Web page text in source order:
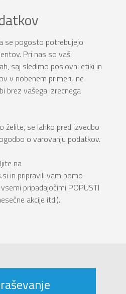
se pogosto potrebujejo
Pri nas so vaši
saj sledimo poslovni etiki in
v nobenem primeru ne
brez vašega izrecnega
želite, se lahko pred izvedbo
o varovanju podatkov.
na
in pripravili vam bomo
pripadajočimi POPUSTI
akcije itd.).